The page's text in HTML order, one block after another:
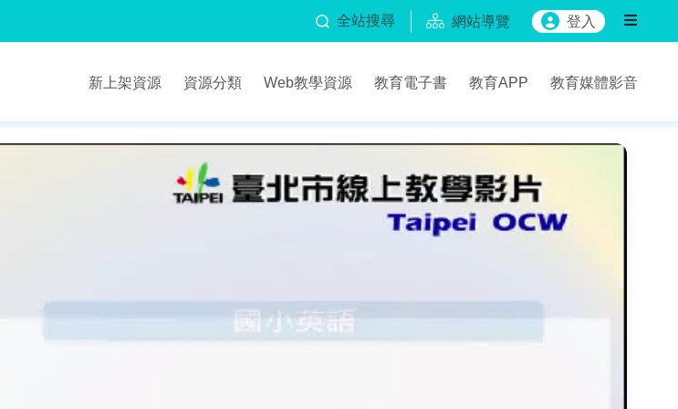
全站搜尋 網站導覽 登入
新上架資源 資源分類 Web教學資源 教育電子書 教育APP 教育媒體影音